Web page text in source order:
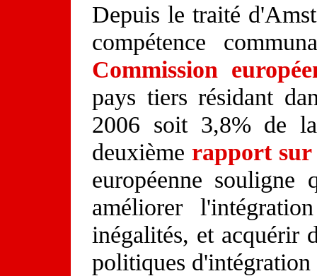
Depuis le traité
compétence
Commission
pays tiers résidant
2006 soit 3,8% de
deuxième rapport sur
européenne souligne
améliorer
inégalités, et acquérir
politiques d'intégration